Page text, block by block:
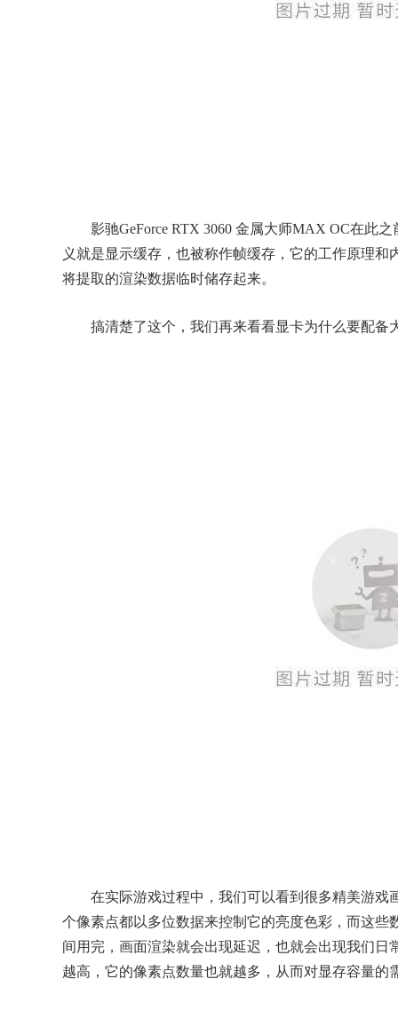
影驰GeForce RTX 3060 金属大师MAX OC在此之
义就是显示缓存，也被称作帧缓存，它的工作原理
将提取的渲染数据临时储存起来。
搞清楚了这个，我们再来看看显卡为什么要配备
在实际游戏过程中，我们可以看到很多精美游戏
个像素点都以多位数据来控制它的亮度色彩，而这
间用完，画面渲染就会出现延迟，也就会出现我们
越高，它的像素点数量也就越多，从而对显存容量的